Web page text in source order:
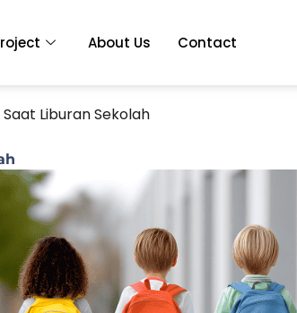
About Us Contact
Liburan Sekolah